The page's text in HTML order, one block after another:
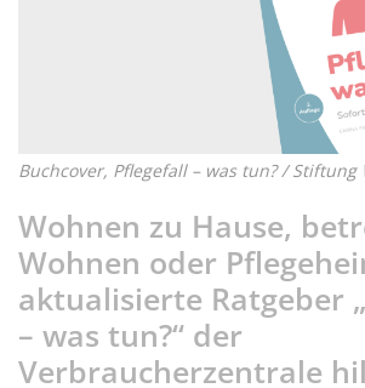
Buchcover, Pflegefall – was tun? / Stiftung
Wohnen zu Hause,
Wohnen oder
aktualisierte Ratgeber
– was tun?“ der
Verbraucherzentrale